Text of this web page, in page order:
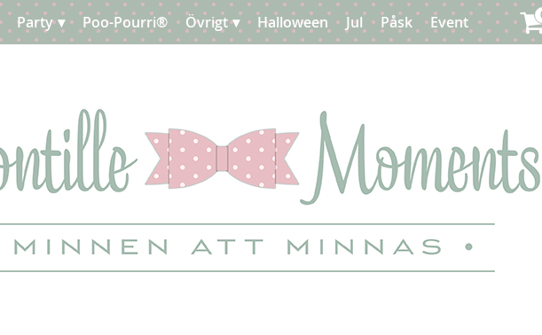
Party Poo-Pourri® Övrigt Halloween Jul Påsk Event